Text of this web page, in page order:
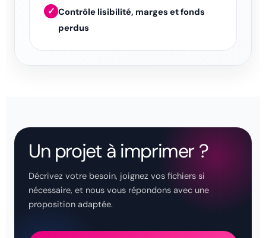
✓ Contrôle lisibilité, marges et fonds
perdus
Un projet à imprimer ?
Décrivez votre besoin, joignez vos fichiers si
nécessaire, et nous vous répondons avec une
proposition adaptée.